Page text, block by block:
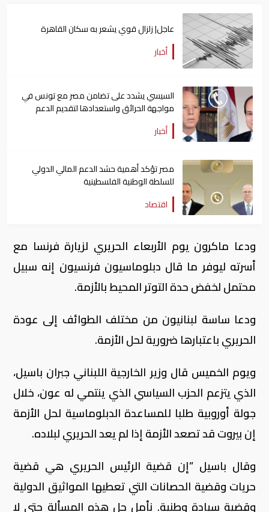
عاجل| زلزال قوي يشعر به سكان القاهرة
أخبار
السيسي يشدد على تضامن مصر مع تونس في
مواجهة الحرائق واستعدادها لتقديم الدعم
أخبار
مصر تؤكد أهمية حشد الدعم المالي الدولي
للسلطة الوطنية الفلسطينية
اقتصاد
ودعا ماكرون يوم الأربعاء الحريري لزيارة فرنسا مع
أسرته ليوفر ما قال دبلوماسيون فرنسيون إنه سبيل
محتمل لخفض حدة التوتر المحيط بالأزمة.
ودعا ساسة لبنانيون من مختلف الطوائف إلى عودة
الحريري باعتبارها ضرورية لحل الأزمة.
ويوم الخميس قال وزير الخارجية اللبناني جبران باسيل،
الذي يتزعم الحزب السياسي الذي ينتمي له عون، خلال
جولة أوروبية طلبا للمساعدة الدبلوماسية لحل الأزمة
إن بيروت قد تصعد الأزمة إذا لم يعد الحريري لبلاده.
وقال باسيل ”إن قضية الرئيس الحريري هي قضية
حريات وقضية الحصانات التي تعطيها المواثيق الدولية
وقضية سيادة وطنية. نأمل حل هذه المسألة حتى لا